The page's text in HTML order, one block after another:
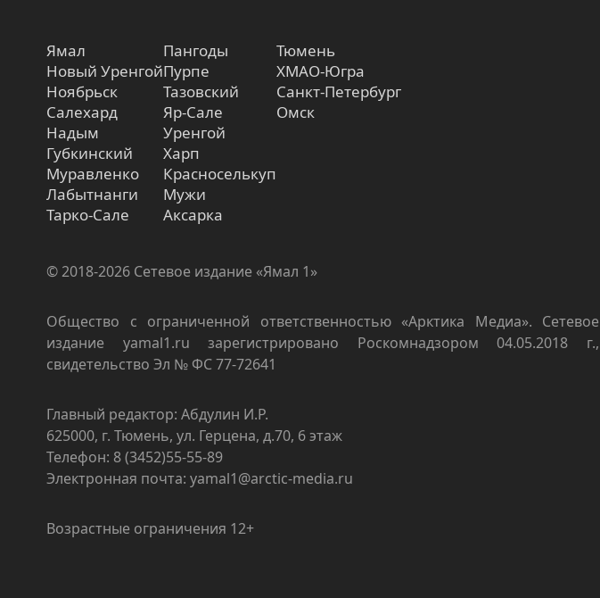
Ямал
Новый Уренгой
Ноябрьск
Салехард
Надым
Губкинский
Муравленко
Лабытнанги
Тарко-Сале
Пангоды
Пурпе
Тазовский
Яр-Сале
Уренгой
Харп
Красноселькуп
Мужи
Аксарка
Тюмень
ХМАО-Югра
Санкт-Петербург
Омск
© 2018-2026 Сетевое издание «Ямал 1»
Общество с ограниченной ответственностью «Арктика Медиа». Сетевое
издание yamal1.ru зарегистрировано Роскомнадзором 04.05.2018 г.,
свидетельство Эл № ФС 77-72641
Главный редактор: Абдулин И.Р.
625000, г. Тюмень, ул. Герцена, д.70, 6 этаж
Телефон: 8 (3452)55-55-89
Электронная почта: yamal1@arctic-media.ru
Возрастные ограничения 12+